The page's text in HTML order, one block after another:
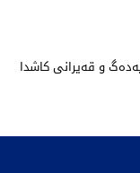
و قەیرانی کاشدا